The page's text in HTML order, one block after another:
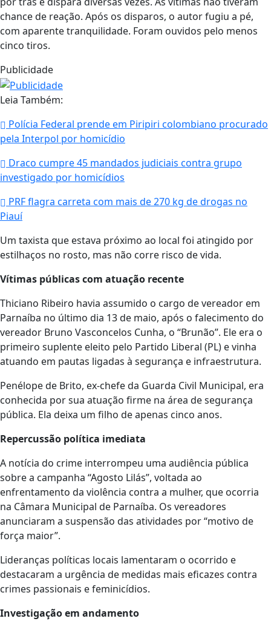
chance de reação. Após os disparos, o autor fugiu a pé,
com aparente tranquilidade. Foram ouvidos pelo menos
cinco tiros.
Publicidade
Leia Também:
Polícia Federal prende em Piripiri colombiano procurado
pela Interpol por homicídio
Draco cumpre 45 mandados judiciais contra grupo
investigado por homicídios
PRF flagra carreta com mais de 270 kg de drogas no
Piauí
Um taxista que estava próximo ao local foi atingido por
estilhaços no rosto, mas não corre risco de vida.
Vítimas públicas com atuação recente
Thiciano Ribeiro havia assumido o cargo de vereador em
Parnaíba no último dia 13 de maio, após o falecimento do
vereador Bruno Vasconcelos Cunha, o “Brunão”. Ele era o
primeiro suplente eleito pelo Partido Liberal (PL) e vinha
atuando em pautas ligadas à segurança e infraestrutura.
Penélope de Brito, ex-chefe da Guarda Civil Municipal, era
conhecida por sua atuação firme na área de segurança
pública. Ela deixa um filho de apenas cinco anos.
Repercussão política imediata
A notícia do crime interrompeu uma audiência pública
sobre a campanha “Agosto Lilás”, voltada ao
enfrentamento da violência contra a mulher, que ocorria
na Câmara Municipal de Parnaíba. Os vereadores
anunciaram a suspensão das atividades por “motivo de
força maior”.
Lideranças políticas locais lamentaram o ocorrido e
destacaram a urgência de medidas mais eficazes contra
crimes passionais e feminicídios.
Investigação em andamento